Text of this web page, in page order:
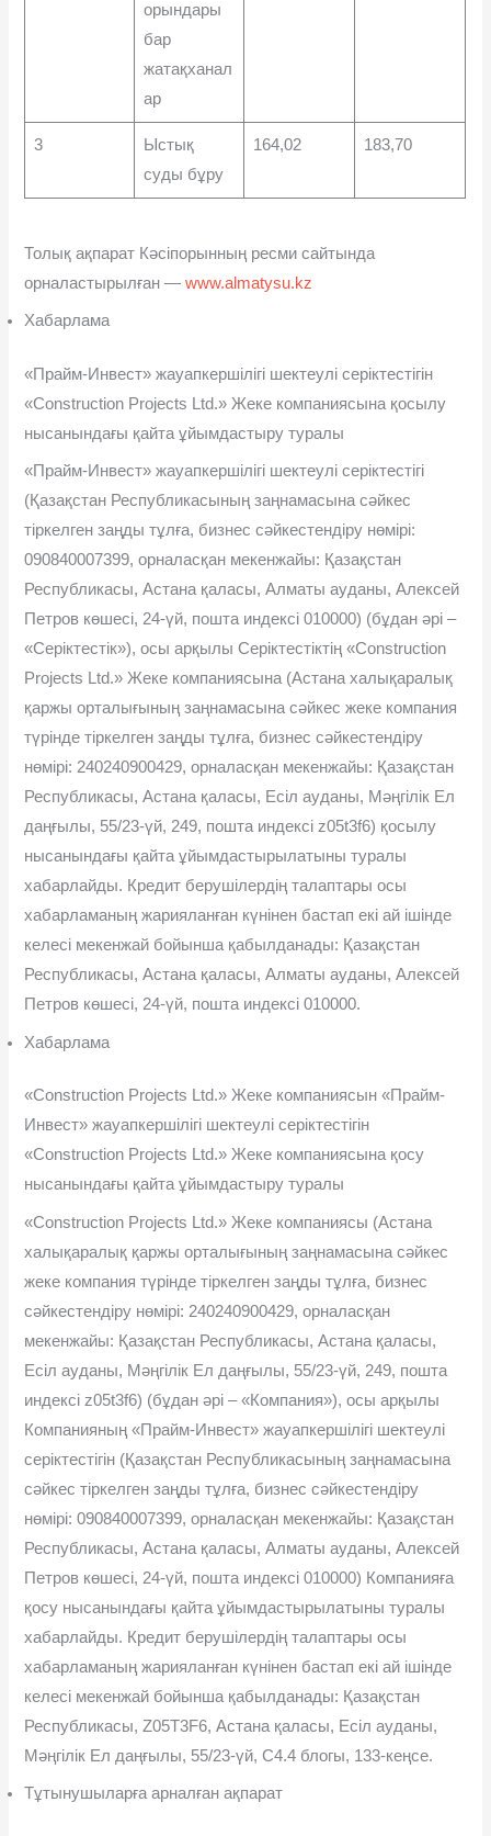
орындары
бар
жатақханал
ар
3
Ыстық
суды бұру
164,02 183,70
Толық ақпарат Кəсіпорынның ресми сайтында
орналастырылған —www.almatysu.kz
Хабарлама
«Прайм-Инвест» жауапкершілігі шектеулі серіктестігін
«Construction Projects Ltd.» Жеке компаниясына қосылу
нысанындағы қайта ұйымдастыру туралы
«Прайм-Инвест» жауапкершілігі шектеулі серіктестігі
(Қазақстан Республикасының заңнамасына сəйкес
тіркелген заңды тұлға, бизнес сəйкестендіру нөмірі:
090840007399, орналасқан мекенжайы: Қазақстан
Республикасы, Астана қаласы, Алматы ауданы, Алексей
Петров көшесі, 24-үй, пошта индексі 010000) (бұдан əрі –
«Серіктестік»), осы арқылы Серіктестіктің «Construction
Projects Ltd.» Жеке компаниясына (Астана халықаралық
қаржы орталығының заңнамасына сəйкес жеке компания
түрінде тіркелген заңды тұлға, бизнес сəйкестендіру
нөмірі: 240240900429, орналасқан мекенжайы: Қазақстан
Республикасы, Астана қаласы, Есіл ауданы, Мəңгілік Ел
даңғылы, 55/23-үй, 249, пошта индексі z05t3f6) қосылу
нысанындағы қайта ұйымдастырылатыны туралы
хабарлайды. Кредит берушілердің талаптары осы
хабарламаның жарияланған күнінен бастап екі ай ішінде
келесі мекенжай бойынша қабылданады: Қазақстан
Республикасы, Астана қаласы, Алматы ауданы, Алексей
Петров көшесі, 24-үй, пошта индексі 010000.
Хабарлама
«Construction Projects Ltd.» Жеке компаниясын «Прайм-
Инвест» жауапкершілігі шектеулі серіктестігін
«Construction Projects Ltd.» Жеке компаниясына қосу
нысанындағы қайта ұйымдастыру туралы
«Construction Projects Ltd.» Жеке компаниясы (Астана
халықаралық қаржы орталығының заңнамасына сəйкес
жеке компания түрінде тіркелген заңды тұлға, бизнес
сəйкестендіру нөмірі: 240240900429, орналасқан
мекенжайы: Қазақстан Республикасы, Астана қаласы,
Есіл ауданы, Мəңгілік Ел даңғылы, 55/23-үй, 249, пошта
индексі z05t3f6) (бұдан əрі – «Компания»), осы арқылы
Компанияның «Прайм-Инвест» жауапкершілігі шектеулі
серіктестігін (Қазақстан Республикасының заңнамасына
сəйкес тіркелген заңды тұлға, бизнес сəйкестендіру
нөмірі: 090840007399, орналасқан мекенжайы: Қазақстан
Республикасы, Астана қаласы, Алматы ауданы, Алексей
Петров көшесі, 24-үй, пошта индексі 010000) Компанияға
қосу нысанындағы қайта ұйымдастырылатыны туралы
хабарлайды. Кредит берушілердің талаптары осы
хабарламаның жарияланған күнінен бастап екі ай ішінде
келесі мекенжай бойынша қабылданады: Қазақстан
Республикасы, Z05T3F6, Астана қаласы, Есіл ауданы,
Мəңгілік Ел даңғылы, 55/23-үй, С4.4 блогы, 133-кеңсе.
Тұтынушыларға арналған ақпарат